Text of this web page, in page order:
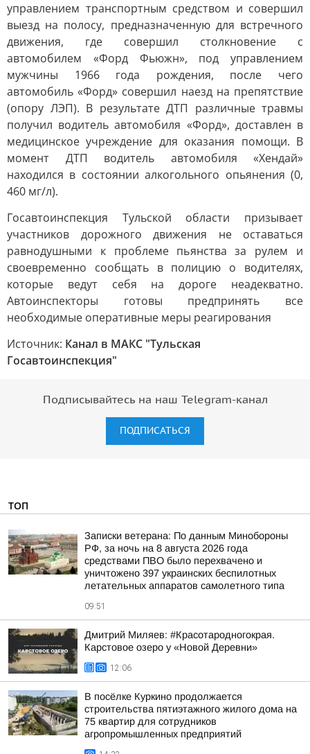
управлением транспортным средством и совершил
выезд на полосу, предназначенную для встречного
движения, где совершил столкновение с
автомобилем «Форд Фьюжн», под управлением
мужчины 1966 года рождения, после чего
автомобиль «Форд» совершил наезд на препятствие
(опору ЛЭП). В результате ДТП различные травмы
получил водитель автомобиля «Форд», доставлен в
медицинское учреждение для оказания помощи. В
момент ДТП водитель автомобиля «Хендай»
находился в состоянии алкогольного опьянения (0,
460 мг/л).
Госавтоинспекция Тульской области призывает
участников дорожного движения не оставаться
равнодушными к проблеме пьянства за рулем и
своевременно сообщать в полицию о водителях,
которые ведут себя на дороге неадекватно.
Автоинспекторы готовы предпринять все
необходимые оперативные меры реагирования
Источник: Канал в МАКС "Тульская
Госавтоинспекция"
Подписывайтесь на наш Telegram-канал
ПОДПИСАТЬСЯ
ТОП
Записки ветерана: По данным Минобороны
РФ, за ночь на 8 августа 2026 года
средствами ПВО было перехвачено и
уничтожено 397 украинских беспилотных
летательных аппаратов самолетного типа
09:51
Дмитрий Миляев: #Красотародногокрая.
Карстовое озеро у «Новой Деревни»
12:06
В посёлке Куркино продолжается
строительства пятиэтажного жилого дома на
75 квартир для сотрудников
агропромышленных предприятий